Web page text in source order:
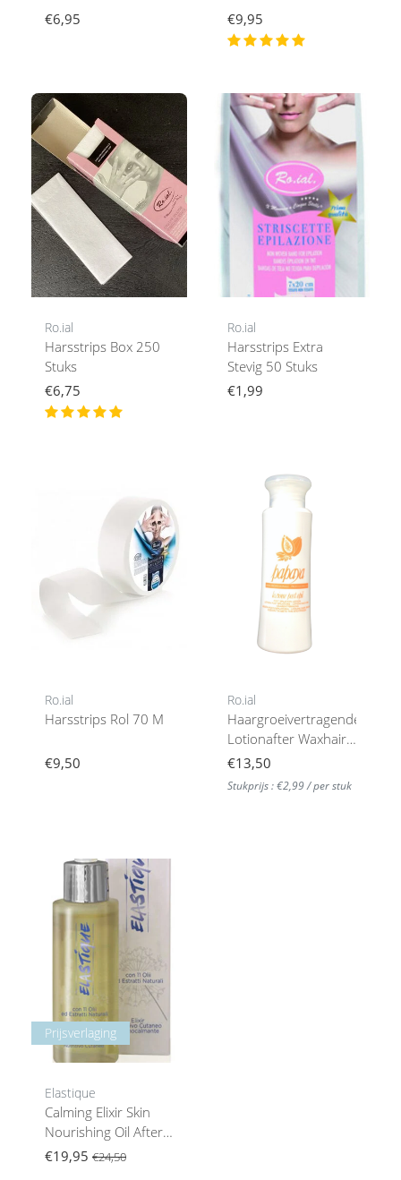
€6,95
€9,95
Ro.ial
Harsstrips Box 250
Stuks
€6,75
Ro.ial
Harsstrips Extra
Stevig 50 Stuks
€1,99
Ro.ial
Harsstrips Rol 70 M
€9,50
Ro.ial
Haargroeivertragende
Lotionafter Waxhair
Growth Retarding
Lotion100 Ml
€13,50
Stukprijs : €2,99 / per stuk
Prijsverlaging
Elastique
Calming Elixir Skin
Nourishing Oil After
Wax Skincare
€19,95 €24,50